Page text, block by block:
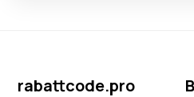
rabattcode.pro